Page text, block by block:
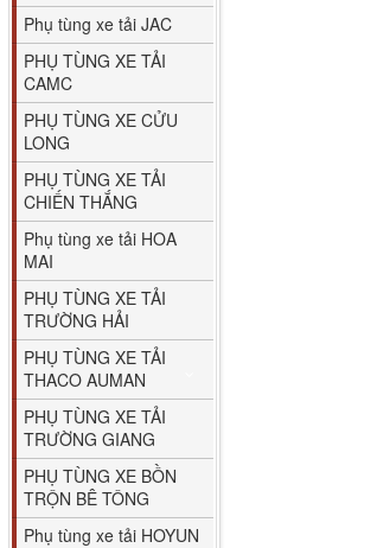
Phụ tùng xe tải JAC
PHỤ TÙNG XE TẢI
CAMC
PHỤ TÙNG XE CỬU
LONG
PHỤ TÙNG XE TẢI
CHIẾN THẮNG
Phụ tùng xe tải HOA
MAI
PHỤ TÙNG XE TẢI
TRƯỜNG HẢI
PHỤ TÙNG XE TẢI
THACO AUMAN
PHỤ TÙNG XE TẢI
TRƯỜNG GIANG
PHỤ TÙNG XE BỒN
TRỘN BÊ TÔNG
Phụ tùng xe tải HOYUN